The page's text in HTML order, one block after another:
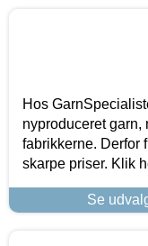
Hos
nyproduceret garn,
fabrikkerne. Derfor
skarpe priser. Klik
Se